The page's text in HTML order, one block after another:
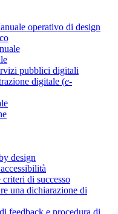
operativo di design
pubblici digitali
digitale (e-
design
di successo
una dichiarazione di
feedback e procedura di